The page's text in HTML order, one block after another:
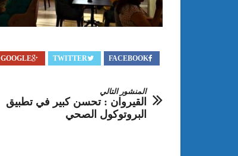
FACEBOOK
TWITTER
GOOGLE+
المنشور التالي
القيروان : تحسن كبير في تطبيق
البروتوكول الصحي